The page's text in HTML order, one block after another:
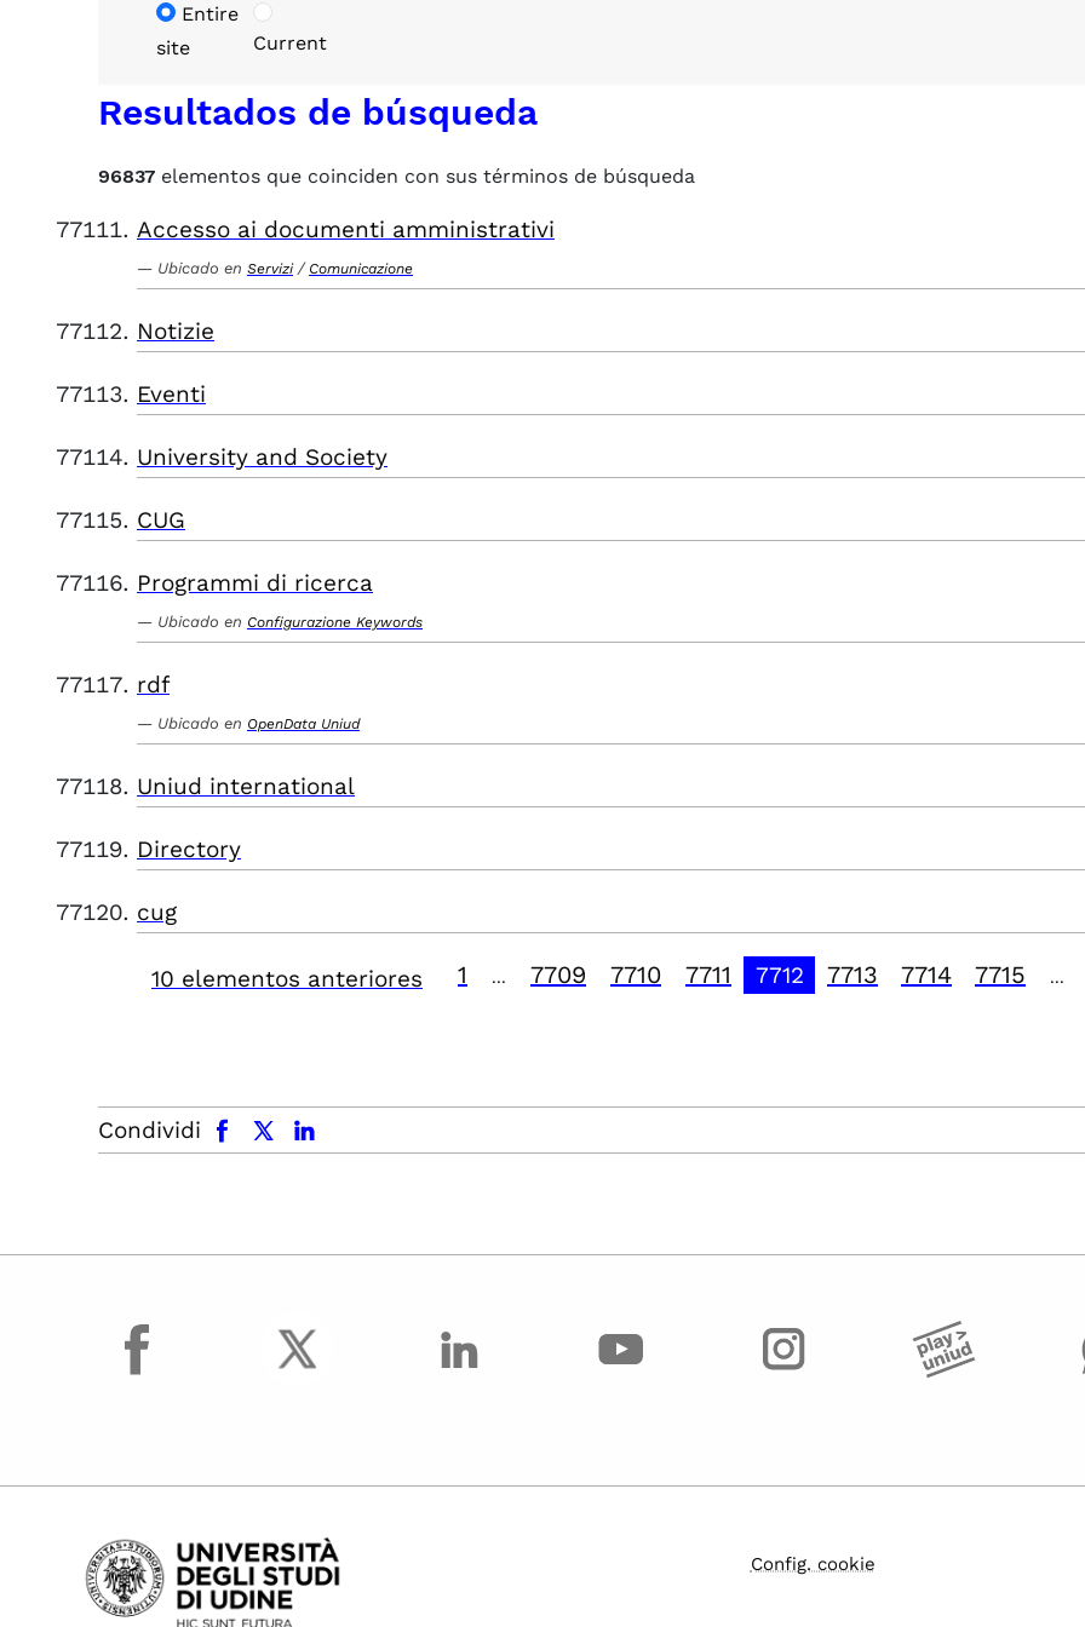
Entire
site
Current
Resultados de búsqueda
96837 elementos que coinciden con sus términos de búsqueda
Accesso ai documenti amministrativi
Ubicado en Servizi / Comunicazione
Notizie
Eventi
University and Society
CUG
Programmi di ricerca
Ubicado en Configurazione Keywords
rdf
Ubicado en OpenData Uniud
Uniud international
Directory
cug
10 elementos anteriores 1 7709 7710 7711 7712 7713 7714 7715
Condividi
facebook x.com linkedin
facebook
Config. cookie